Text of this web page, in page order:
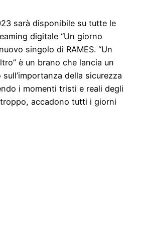
sarà disponibile su tutte le
digitale “Un giorno
singolo di RAMES. “Un
è un brano che lancia un
della sicurezza
i momenti tristi e reali degli
accadono tutti i giorni